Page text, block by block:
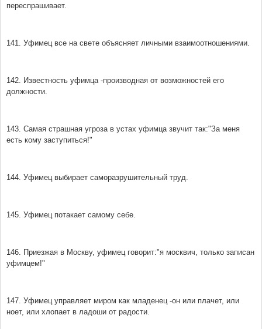
переспрашивает.
141. Уфимец все на свете объясняет личными взаимоотношениями.
142. Известность уфимца -производная от возможностей его
должности.
143. Самая страшная угроза в устах уфимца звучит так:"За меня
есть кому заступиться!"
144. Уфимец выбирает саморазрушительный труд.
145. Уфимец потакает самому себе.
146. Приезжая в Москву, уфимец говорит:"я москвич, только записан
уфимцем!"
147. Уфимец управляет миром как младенец -он или плачет, или
ноет, или хлопает в ладоши от радости.